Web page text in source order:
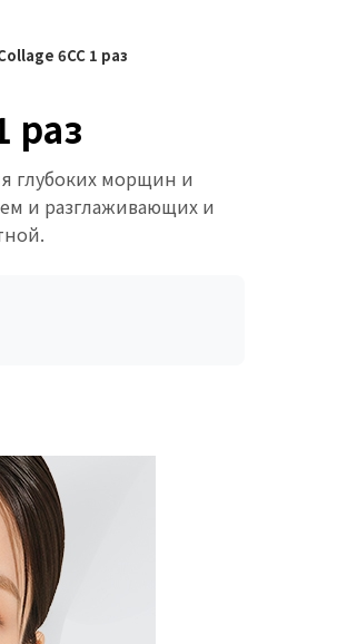
6CC 1 раз
раз
глубоких морщин и
и разглаживающих и